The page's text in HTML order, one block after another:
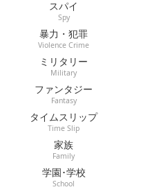
スパイ
Spy
暴力・犯罪
Violence Crime
ミリタリー
Military
ファンタジー
Fantasy
タイムスリップ
Time Slip
家族
Family
学園･学校
School